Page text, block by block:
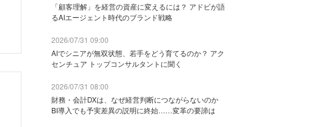
「顧客理解」を経営の資産に変えるには？ アドビが語
るAIエージェント時代のブランド戦略
2026/07/31 09:00
AIでシニアが無双状態、若手をどう育てるのか？ アク
センチュア トップコンサルタントに聞く
2026/07/31 08:00
財務・会計DXは、なぜ経営判断につながらないのか
BI導入でも予実差異の説明に終始……変革の要諦は